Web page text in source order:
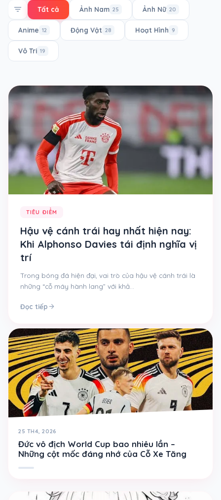
filter_list Tất cả Ảnh Nam 25 Ảnh Nữ 20
Anime 12 Động Vật 28 Hoạt Hình 9
Vô Tri 19
TIÊU ĐIỂM
Hậu vệ cánh trái hay nhất hiện nay:
Khi Alphonso Davies tái định nghĩa vị
trí
Trong bóng đá hiện đại, vai trò của hậu vệ cánh trái là
những “cỗ máy hành lang” với khả…
Đọc tiếp arrow_forward
25 TH4, 2026
Đức vô địch World Cup bao nhiêu lần –
Những cột mốc đáng nhớ của Cỗ Xe Tăng